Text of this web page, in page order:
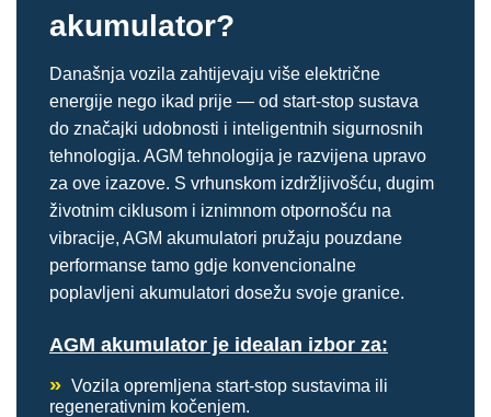
akumulator?
Današnja vozila zahtijevaju više električne
energije nego ikad prije — od start-stop sustava
do značajki udobnosti i inteligentnih sigurnosnih
tehnologija. AGM tehnologija je razvijena upravo
za ove izazove. S vrhunskom izdržljivošću, dugim
životnim ciklusom i iznimnom otpornošću na
vibracije, AGM akumulatori pružaju pouzdane
performanse tamo gdje konvencionalne
poplavljeni akumulatori dosežu svoje granice.
AGM akumulator je idealan izbor za:
» Vozila opremljena start-stop sustavima ili
regenerativnim kočenjem.